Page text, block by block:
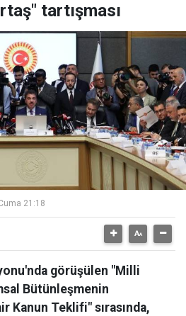
tartışması
21:18
görüşülen "Milli
Bütünleşmenin
Kanun Teklifi" sırasında,